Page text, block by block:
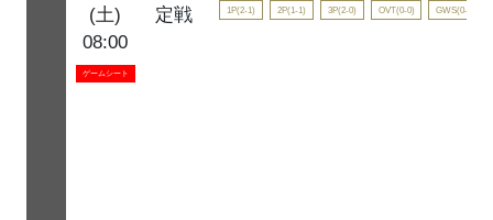
(土)
08:00
ゲームシート
定戦
1P(2-1)
2P(1-1) 3P(2-0) OVT(0-0) GWS(0-0)